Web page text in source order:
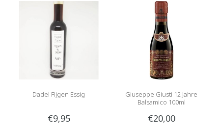
Dadel Fijgen Essig
€9,95
Giuseppe Giusti 12 Jahre
Balsamico 100ml
€20,00